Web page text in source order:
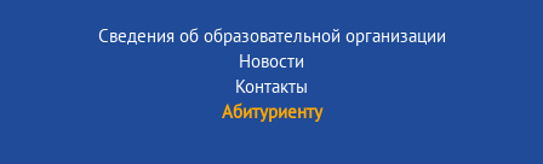
Сведения об образовательной организации
Новости
Контакты
Абитуриенту